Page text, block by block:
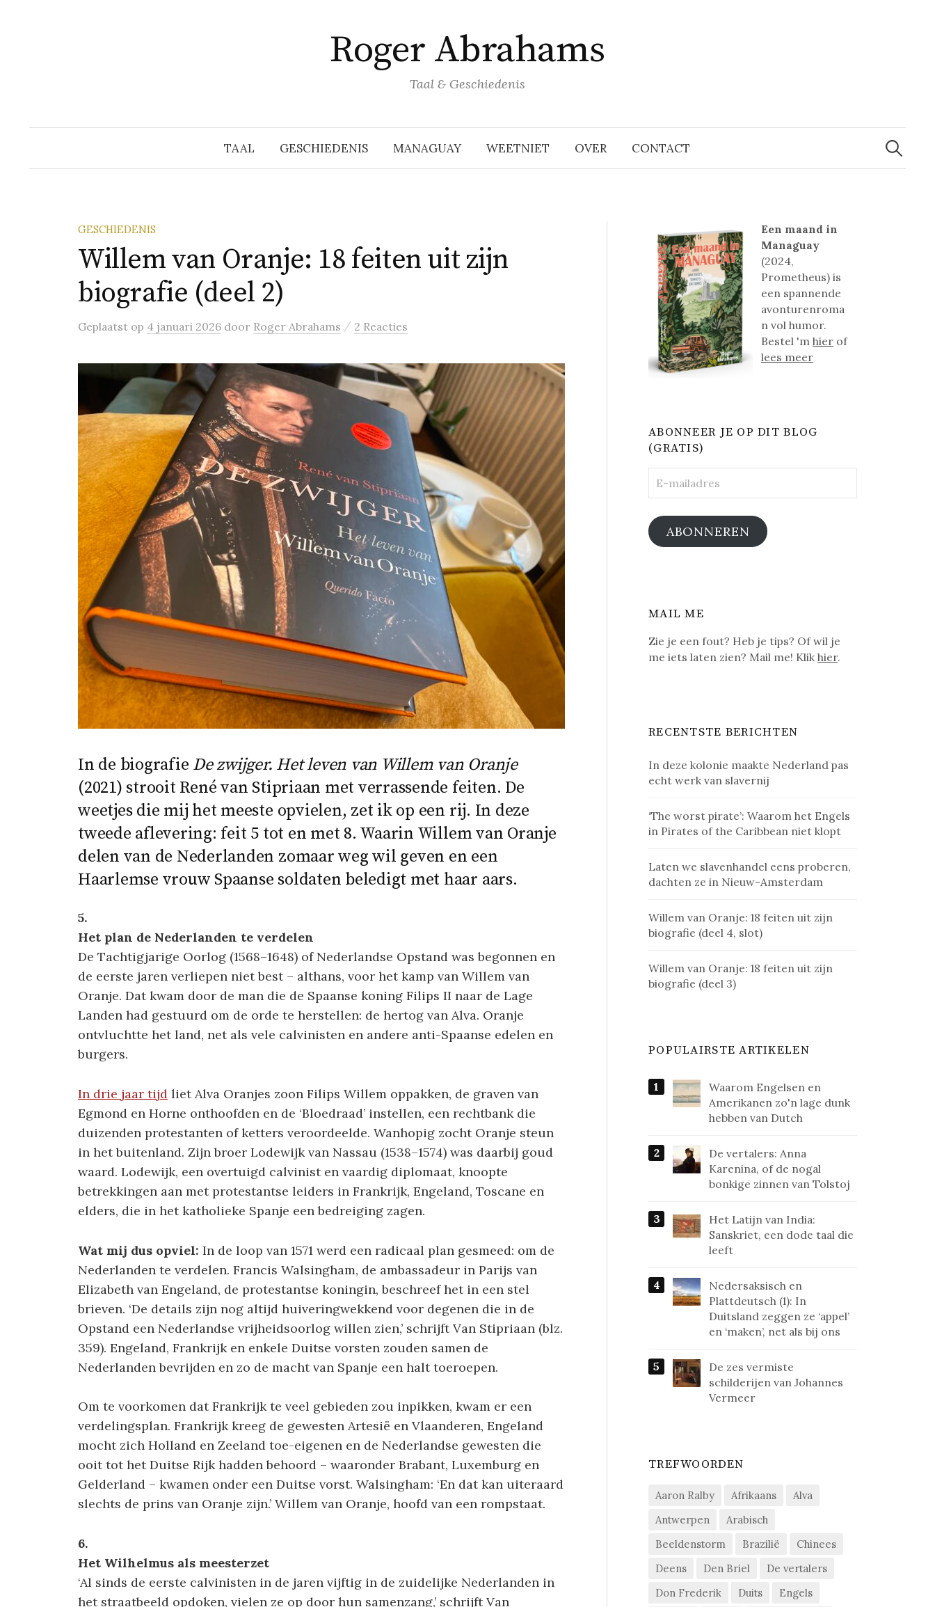
Roger Abrahams
Taal & Geschiedenis
TAAL GESCHIEDENIS MANAGUAY WEETNIET OVER CONTACT
Zoeken
naar:
GESCHIEDENIS
Willem van Oranje: 18 feiten uit zijn
biografie (deel 2)
Geplaatst op 4 januari 2026 door Roger Abrahams / 2 Reacties
In de biografie De zwijger. Het leven van Willem van Oranje
(2021) strooit René van Stipriaan met verrassende feiten. De
weetjes die mij het meeste opvielen, zet ik op een rij. In deze
tweede aflevering: feit 5 tot en met 8. Waarin Willem van Oranje
delen van de Nederlanden zomaar weg wil geven en een
Haarlemse vrouw Spaanse soldaten beledigt met haar aars.
5.
Het plan de Nederlanden te verdelen
De Tachtigjarige Oorlog (1568–1648) of Nederlandse Opstand was begonnen en
de eerste jaren verliepen niet best – althans, voor het kamp van Willem van
Oranje. Dat kwam door de man die de Spaanse koning Filips II naar de Lage
Landen had gestuurd om de orde te herstellen: de hertog van Alva. Oranje
ontvluchtte het land, net als vele calvinisten en andere anti-Spaanse edelen en
burgers.
In drie jaar tijd liet Alva Oranjes zoon Filips Willem oppakken, de graven van
Egmond en Horne onthoofden en de ‘Bloedraad’ instellen, een rechtbank die
duizenden protestanten of ketters veroordeelde. Wanhopig zocht Oranje steun
in het buitenland. Zijn broer Lodewijk van Nassau (1538–1574) was daarbij goud
waard. Lodewijk, een overtuigd calvinist en vaardig diplomaat, knoopte
betrekkingen aan met protestantse leiders in Frankrijk, Engeland, Toscane en
elders, die in het katholieke Spanje een bedreiging zagen.
Wat mij dus opviel: In de loop van 1571 werd een radicaal plan gesmeed: om de
Nederlanden te verdelen. Francis Walsingham, de ambassadeur in Parijs van
Elizabeth van Engeland, de protestantse koningin, beschreef het in een stel
brieven. ‘De details zijn nog altijd huiveringwekkend voor degenen die in de
Opstand een Nederlandse vrijheidsoorlog willen zien,’ schrijft Van Stipriaan (blz.
359). Engeland, Frankrijk en enkele Duitse vorsten zouden samen de
Nederlanden bevrijden en zo de macht van Spanje een halt toeroepen.
Om te voorkomen dat Frankrijk te veel gebieden zou inpikken, kwam er een
verdelingsplan. Frankrijk kreeg de gewesten Artesië en Vlaanderen, Engeland
mocht zich Holland en Zeeland toe-eigenen en de Nederlandse gewesten die
ooit tot het Duitse Rijk hadden behoord – waaronder Brabant, Luxemburg en
Gelderland – kwamen onder een Duitse vorst. Walsingham: ‘En dat kan uiteraard
slechts de prins van Oranje zijn.’ Willem van Oranje, hoofd van een rompstaat.
6.
Het Wilhelmus als meesterzet
‘Al sinds de eerste calvinisten in de jaren vijftig in de zuidelijke Nederlanden in
het straatbeeld opdoken, vielen ze op door hun samenzang,’ schrijft Van
Een maand in
Managuay
(2024,
Prometheus) is
een spannende
avonturenroma
n vol humor.
Bestel 'mhier of
lees meer
ABONNEER JE OP DIT BLOG
(GRATIS)
mailadres
ABONNEREN
MAIL ME
Zie je een fout? Heb je tips? Of wil je
me iets laten zien? Mail me! Klikhier.
RECENTSTE BERICHTEN
In deze kolonie maakte Nederland pas
echt werk van slavernij
‘The worst pirate’: Waarom het Engels
in Pirates of the Caribbean niet klopt
Laten we slavenhandel eens proberen,
dachten ze in Nieuw-Amsterdam
Willem van Oranje: 18 feiten uit zijn
biografie (deel 4, slot)
Willem van Oranje: 18 feiten uit zijn
biografie (deel 3)
POPULAIRSTE ARTIKELEN
Waarom Engelsen en
Amerikanen zo'n lage dunk
hebben van Dutch
De vertalers: Anna
Karenina, of de nogal
bonkige zinnen van Tolstoj
Het Latijn van India:
Sanskriet, een dode taal die
leeft
Nedersaksisch en
Plattdeutsch (1): In
Duitsland zeggen ze ‘appel’
en ‘maken’, net als bij ons
De zes vermiste
schilderijen van Johannes
Vermeer
TREFWOORDEN
Aaron Ralby Afrikaans
Alva
Antwerpen
Arabisch
Beeldenstorm
Brazilië
Chinees
Deens
Den Briel
De vertalers
Don Frederik
Duits
Engels